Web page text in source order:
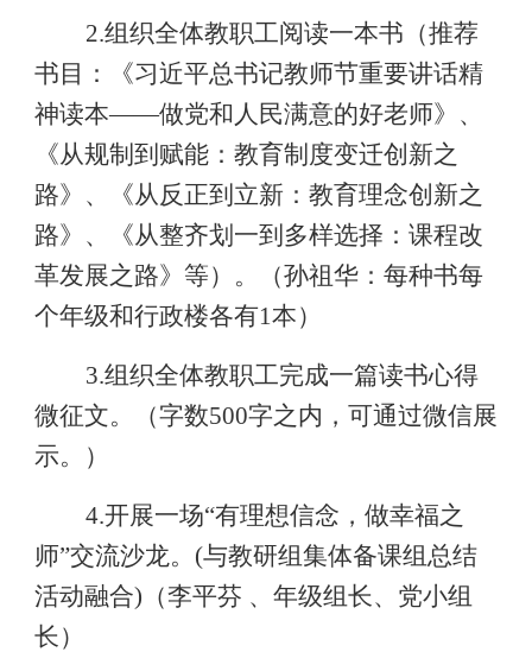
2.组织全体教职工阅读一本书（推荐
书目：《习近平总书记教师节重要讲话精
神读本——做党和人民满意的好老师》、
《从规制到赋能：教育制度变迁创新之
路》、《从反正到立新：教育理念创新之
路》、《从整齐划一到多样选择：课程改
革发展之路》等）。（孙祖华：每种书每
个年级和行政楼各有1本）
3.组织全体教职工完成一篇读书心得
微征文。（字数500字之内，可通过微信展
示。）
4.开展一场“有理想信念，做幸福之
师”交流沙龙。 (与教研组集体备课组总结
活动融合) （李平芬 、年级组长、党小组
长）